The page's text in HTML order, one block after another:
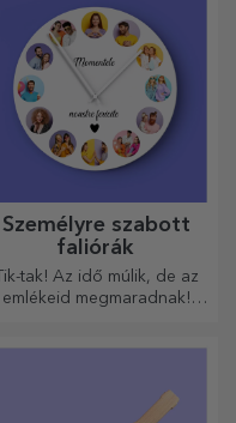
Személyre szabott
faliórák
Tik-tak! Az idő múlik, de az
emlékeid megmaradnak!